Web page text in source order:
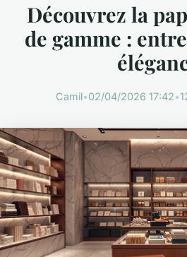
Découvrez la
de gamme :
Camil•02/04/2026 17:42•